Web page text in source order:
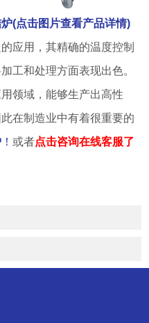
(点击图片查看产品详情)
应用，其精确的温度控制
工和处理方面表现出色。
领域，能够生产出高性
在制造业中有着很重要的
！或者点击咨询在线客服了